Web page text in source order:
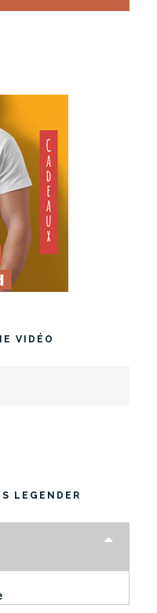
VIDÉO
LEGENDER